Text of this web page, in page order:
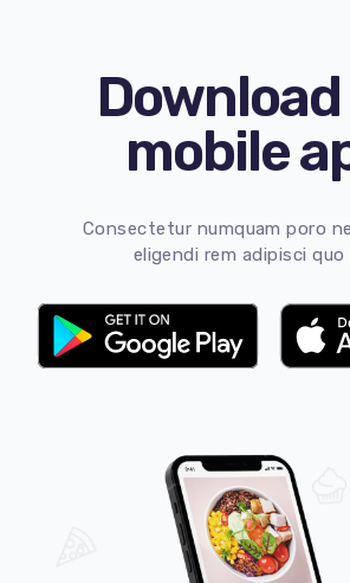
mobile
Consectetur numquam poro
eligendi rem adipisci quo